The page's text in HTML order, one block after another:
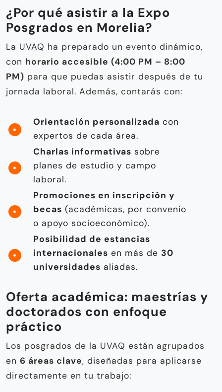
¿Por qué asistir a la Expo
Posgrados en Morelia?
La UVAQ ha preparado un evento dinámico,
con horario accesible (4:00 PM – 8:00
PM) para que puedas asistir después de tu
jornada laboral. Además, contarás con:
Orientación personalizada con
expertos de cada área.
Charlas informativas sobre
planes de estudio y campo
laboral.
Promociones en inscripción y
becas (académicas, por convenio
o apoyo socioeconómico).
Posibilidad de estancias
internacionales en más de 30
universidades aliadas.
Oferta académica: maestrías y
doctorados con enfoque
práctico
Los posgrados de la UVAQ están agrupados
en 6 áreas clave, diseñadas para aplicarse
directamente en tu trabajo: